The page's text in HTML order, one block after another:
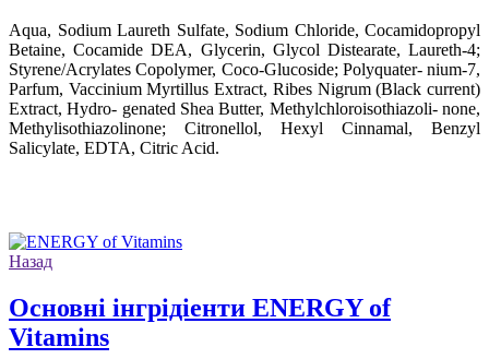
Aqua, Sodium Laureth Sulfate, Sodium Chloride, Cocamidopropyl
Betaine, Cocamide DEA, Glycerin, Glycol Distearate, Laureth-4;
Styrene/Acrylates Copolymer, Coco-Glucoside; Polyquater- nium-7,
Parfum, Vaccinium Myrtillus Еxtract, Ribes Nigrum (Black current)
Extract, Hydro- genated Shea Butter, Methylсhlorоіsothiazoli- none,
Methylіsothiazolinone; Citronellol, Hexyl Cinnamal, Benzyl
Salicylate, EDTA, Citric Acid.
Назад
Основні інгрідіенти ENERGY of
Vitamins